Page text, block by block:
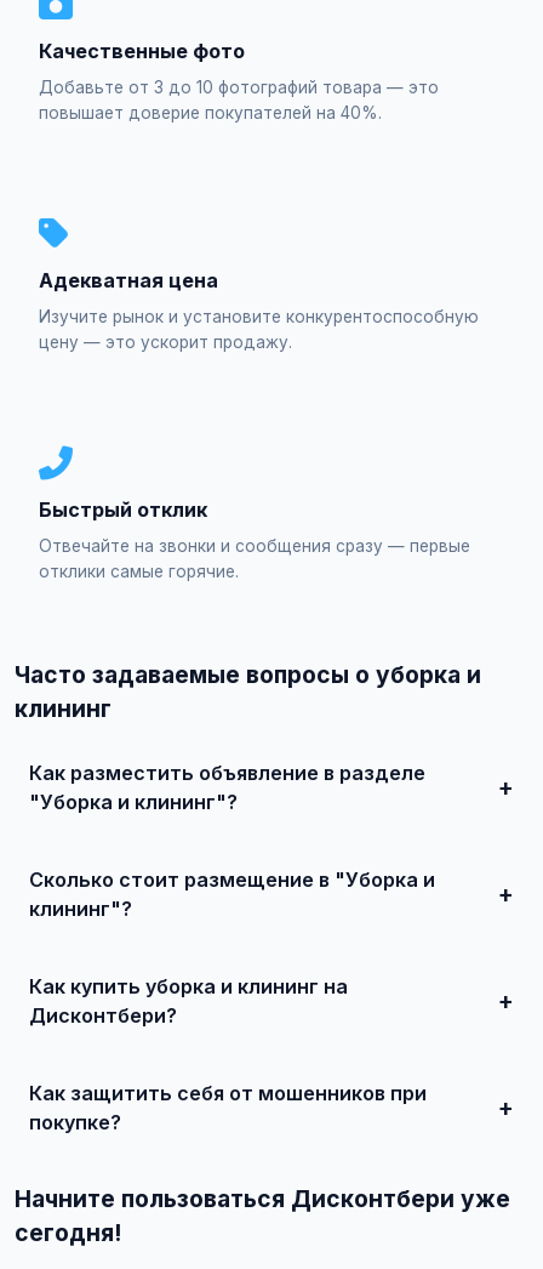
Качественные фото
Добавьте от 3 до 10 фотографий товара — это
повышает доверие покупателей на 40%.
Адекватная цена
Изучите рынок и установите конкурентоспособную
цену — это ускорит продажу.
Быстрый отклик
Отвечайте на звонки и сообщения сразу — первые
отклики самые горячие.
Часто задаваемые вопросы о уборка и
клининг
Как разместить объявление в разделе
"Уборка и клининг"?
Уборка и клининг", заполните форму и опубликуйте.
Первые объявления — бесплатно!
Сколько стоит размещение в "Уборка и
клининг"?
доступно платное продвижение всего от 500 ₽ в месяц.
Как купить уборка и клининг на
Дисконтбери?
встрече и совершите сделку.
Как защитить себя от мошенников при
покупке?
предоплату незнакомцам.
Начните пользоваться Дисконтбери уже
сегодня!